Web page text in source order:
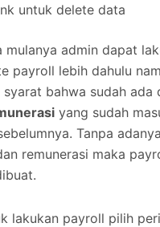
untuk delete data
mulanya admin dapat
payroll lebih dahulu
syarat bahwa sudah ada
yang sudah
Tanpa
remunerasi maka
lakukan payroll pilih